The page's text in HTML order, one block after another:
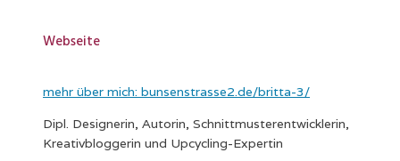
Webseite
mehr über mich: bunsenstrasse2.de/britta-3/
Dipl. Designerin, Autorin, Schnittmusterentwicklerin,
Kreativbloggerin und Upcycling-Expertin